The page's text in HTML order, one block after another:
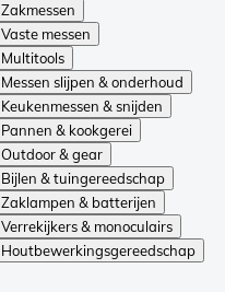
Zakmessen
Vaste messen
Multitools
Messen slijpen & onderhoud
Keukenmessen & snijden
Pannen & kookgerei
Outdoor & gear
Bijlen & tuingereedschap
Zaklampen & batterijen
Verrekijkers & monoculairs
Houtbewerkingsgereedschap